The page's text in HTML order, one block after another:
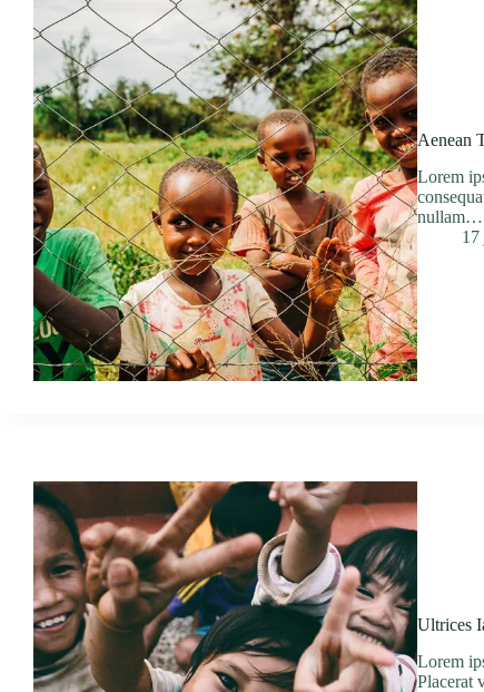
Aenean
Lorem
nullam…
17
Ultrices
Lorem
Placerat